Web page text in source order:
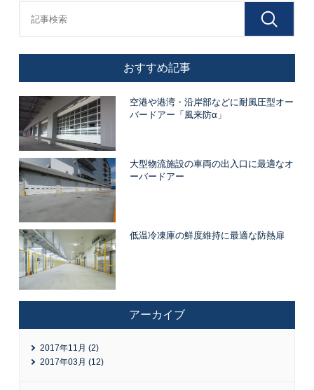
おすすめ記事
空港や港湾・沿岸部などに耐風圧型オー
バードアー「風来防α」
大型物流施設の車両の出入口に最適なオ
ーバードアー
低温冷凍庫の鮮度維持に最適な防熱扉
アーカイブ
2017年11月 (2)
2017年03月 (12)